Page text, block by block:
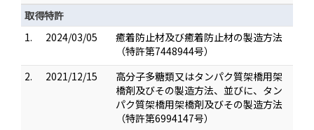
取得特許
1.
2024/03/05
癒着防止材及び癒着防止材の製造方法
（特許第7448944号）
2.
2021/12/15
高分子多糖類又はタンパク質架橋用架
橋剤及びその製造方法、並びに、タン
パク質架橋用架橋剤及びその製造方法
（特許第6994147号）